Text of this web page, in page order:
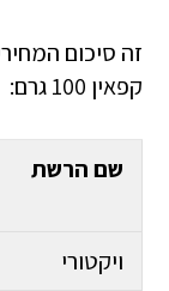
זה סיכום
קפאין 100 גרם:
שם הרשת
ויקטורי